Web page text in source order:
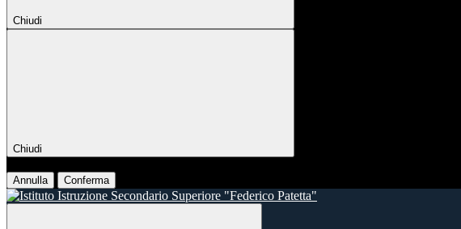
Chiudi
Chiudi
Annulla Conferma